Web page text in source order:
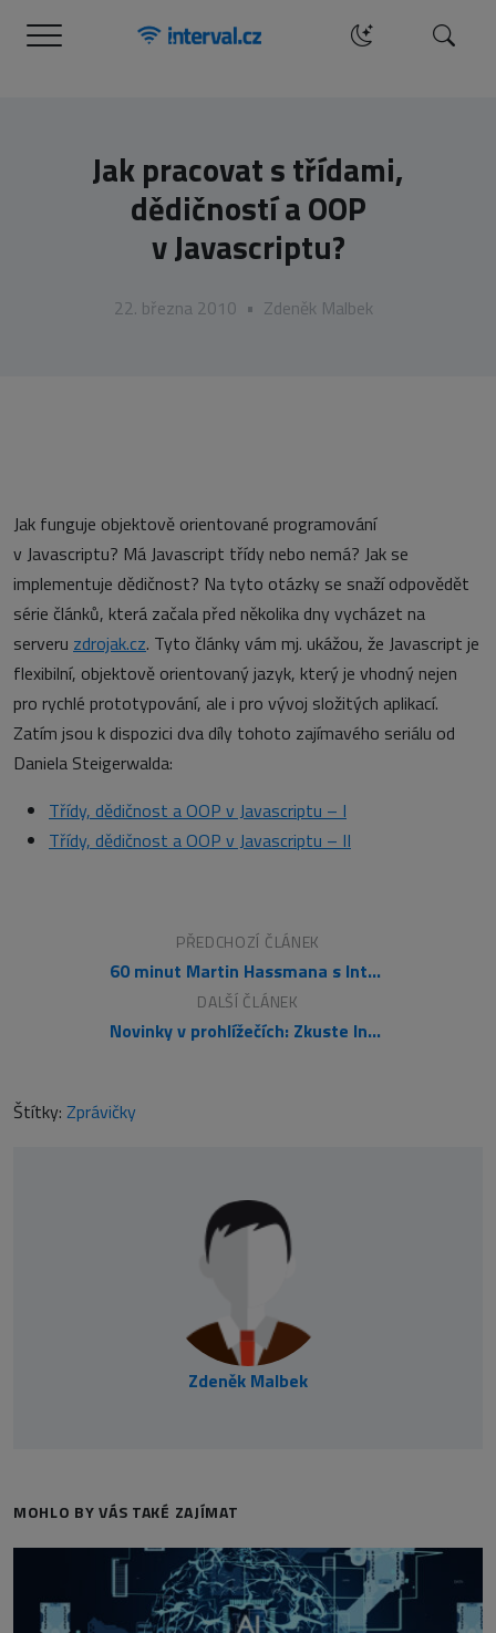
Menu Hledat
Jak pracovat s třídami,
dědičností a OOP
v Javascriptu?
22. března 2010 • Zdeněk Malbek
Jak funguje objektově orientované programování
v Javascriptu? Má Javascript třídy nebo nemá? Jak se
implementuje dědičnost? Na tyto otázky se snaží odpovědět
série článků, která začala před několika dny vycházet na
serveru zdrojak.cz. Tyto články vám mj. ukážou, že Javascript je
flexibilní, objektově orientovaný jazyk, který je vhodný nejen
pro rychlé prototypování, ale i pro vývoj složitých aplikací.
Zatím jsou k dispozici dva díly tohoto zajímavého seriálu od
Daniela Steigerwalda:
Třídy, dědičnost a OOP v Javascriptu – I
Třídy, dědičnost a OOP v Javascriptu – II
PŘEDCHOZÍ ČLÁNEK
60 minut Martin Hassmana s Internet Explorerem 9
DALŠÍ ČLÁNEK
Novinky v prohlížečích: Zkuste Internet Explorer 9
Štítky: Zprávičky
Zdeněk Malbek
MOHLO BY VÁS TAKÉ ZAJÍMAT